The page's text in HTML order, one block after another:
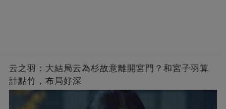
云之羽：大結局云為杉故意離開宮門？和宮子羽算
計點竹，布局好深